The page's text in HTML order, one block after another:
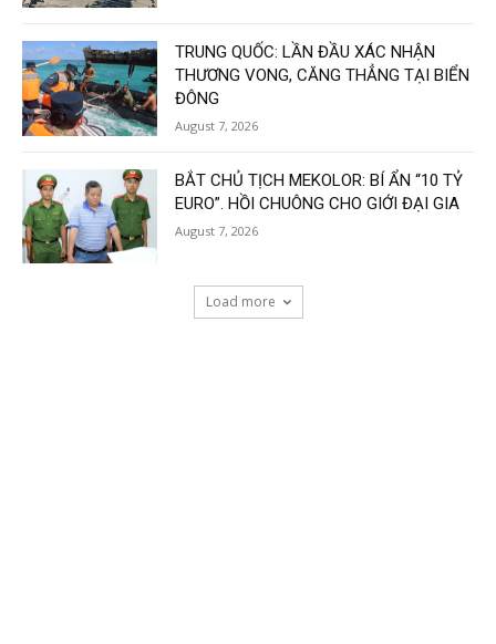
TRUNG QUỐC: LẦN ĐẦU XÁC NHẬN
THƯƠNG VONG, CĂNG THẲNG TẠI BIỂN
ĐÔNG
August 7, 2026
BẮT CHỦ TỊCH MEKOLOR: BÍ ẨN “10 TỶ
EURO”. HỒI CHUÔNG CHO GIỚI ĐẠI GIA
August 7, 2026
Load more